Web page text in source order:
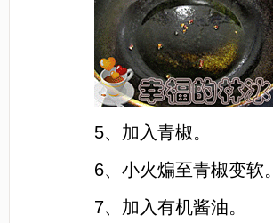
5、加入青椒。
6、小火煸至青椒变软。
7、加入有机酱油。